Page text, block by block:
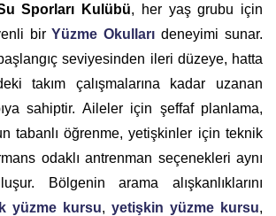
Sporları Kulübü, her yaş grubu için
birYüzme Okulları deneyimi sunar.
seviyesinden ileri düzeye, hatta
takım çalışmalarına kadar uzanan
sahiptir. Aileler için şeffaf planlama,
tabanlı öğrenme, yetişkinler için teknik
odaklı antrenman seçenekleri aynı
Bölgenin arama alışkanlıklarını
yüzme kursu, yetişkin yüzme kursu,